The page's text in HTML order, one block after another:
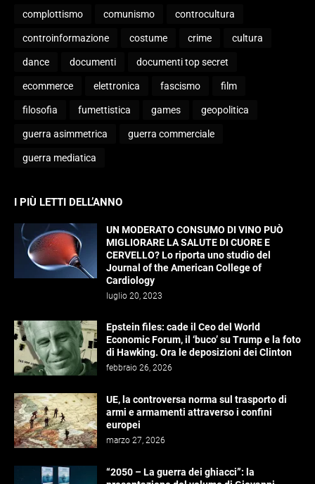
complottismo comunismo controcultura
controinformazione costume crime cultura
dance documenti documenti top secret
ecommerce elettronica fascismo film
filosofia fumettistica games geopolitica
guerra asimmetrica guerra commerciale
guerra mediatica
I PIÙ LETTI DELL’ANNO
UN MODERATO CONSUMO DI VINO PUÒ
MIGLIORARE LA SALUTE DI CUORE E
CERVELLO? Lo riporta uno studio del
Journal of the American College of
Cardiology
luglio 20, 2023
Epstein files: cade il Ceo del World
Economic Forum, il ‘buco’ su Trump e la foto
di Hawking. Ora le deposizioni dei Clinton
febbraio 26, 2026
UE, la controversa norma sul trasporto di
armi e armamenti attraverso i confini
europei
marzo 27, 2026
“2050 – La guerra dei ghiacci”: la